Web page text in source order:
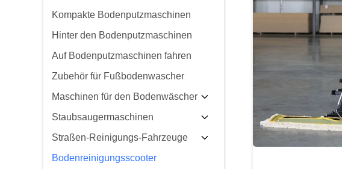
Kompakte Bodenputzmaschinen
Hinter den Bodenputzmaschinen
Auf Bodenputzmaschinen fahren
Zubehör für Fußbodenwascher
Maschinen für den Bodenwäscher
Staubsaugermaschinen
Straßen-Reinigungs-Fahrzeuge
Bodenreinigungsscooter